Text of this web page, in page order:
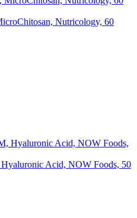
Nutricology, 60
Acid, NOW Foods, 50